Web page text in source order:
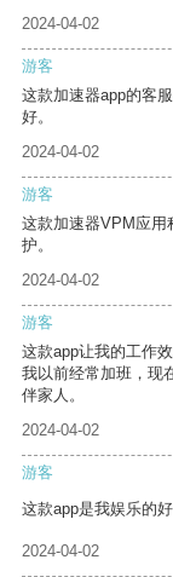
2024-04-02
游客
这款加速器app的客
好。
2024-04-02
游客
这款加速器VPM应用
护。
2024-04-02
游客
这款app让我的工作
我以前经常加班，现
伴家人。
2024-04-02
游客
这款app是我娱乐的
2024-04-02